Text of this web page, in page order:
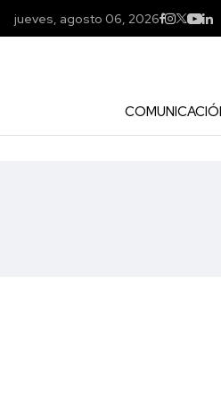
jueves, agosto 06, 2026